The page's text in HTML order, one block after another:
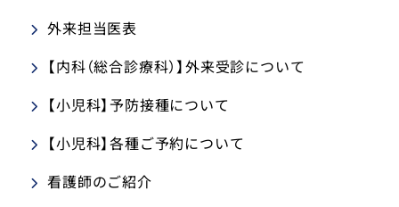
外来担当医表
【内科（総合診療科）】外来受診について
【小児科】予防接種について
【小児科】各種ご予約について
看護師のご紹介